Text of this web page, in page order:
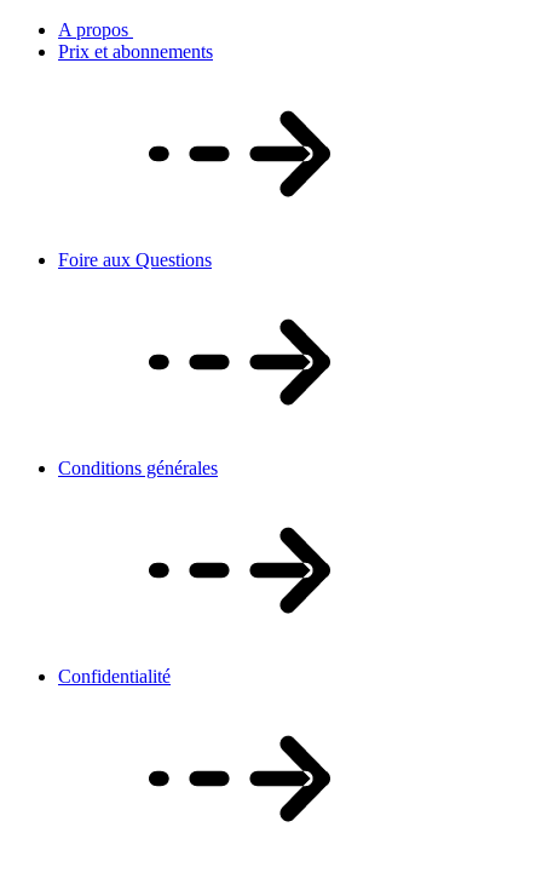
A propos
Prix et abonnements
Foire aux Questions
Conditions générales
Confidentialité